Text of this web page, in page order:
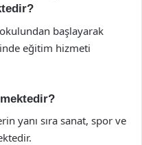
başlayarak
eğitim hizmeti
yanı sıra sanat, spor ve